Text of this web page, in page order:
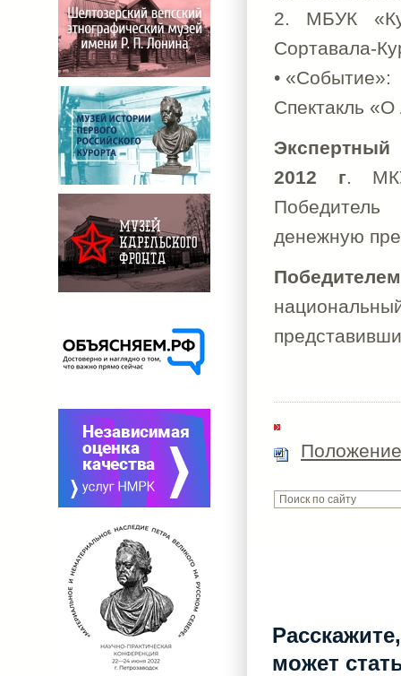
2. МБУК
Сортавала-
•
Спектакль
2012 г.
денежную
может